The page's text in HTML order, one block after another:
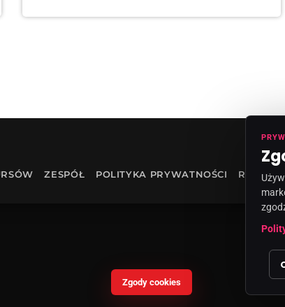
ZESPÓŁ POLITYKA PRYWATNOŚCI RODO
Zgody cookies